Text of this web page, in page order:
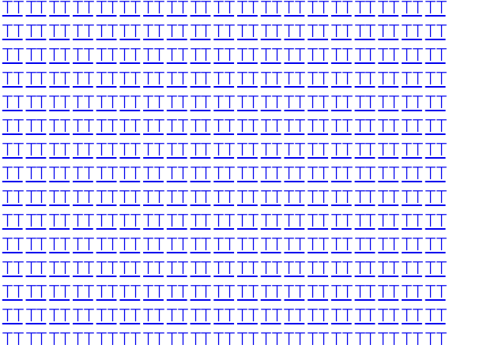
TTTTTTTTTTTTTTTTTTTTTTTTTTTTTTTTTTTTTT
TTTTTTTTTTTTTTTTTTTTTTTTTTTTTTTTTTTTTT
TTTTTTTTTTTTTTTTTTTTTTTTTTTTTTTTTTTTTT
TTTTTTTTTTTTTTTTTTTTTTTTTTTTTTTTTTTTTT
TTTTTTTTTTTTTTTTTTTTTTTTTTTTTTTTTTTTTT
TTTTTTTTTTTTTTTTTTTTTTTTTTTTTTTTTTTTTT
TTTTTTTTTTTTTTTTTTTTTTTTTTTTTTTTTTTTTT
TTTTTTTTTTTTTTTTTTTTTTTTTTTTTTTTTTTTTT
TTTTTTTTTTTTTTTTTTTTTTTTTTTTTTTTTTTTTT
TTTTTTTTTTTTTTTTTTTTTTTTTTTTTTTTTTTTTT
TTTTTTTTTTTTTTTTTTTTTTTTTTTTTTTTTTTTTT
TTTTTTTTTTTTTTTTTTTTTTTTTTTTTTTTTTTTTT
TTTTTTTTTTTTTTTTTTTTTTTTTTTTTTTTTTTTTT
TTTTTTTTTTTTTTTTTTTTTTTTTTTTTTTTTTTTTT
TTTTTTTTTTTTTTTTTTTTTTTTTTTTTTTTTTTTTT